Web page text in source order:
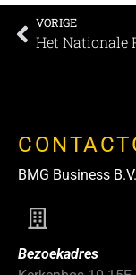
VORIGE
BMG Business B.V.
Bezoekadres